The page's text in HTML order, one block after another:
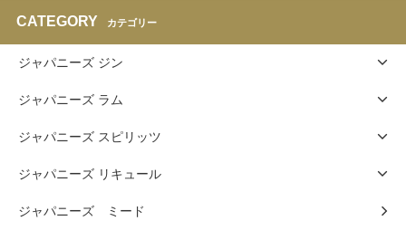
CATEGORY カテゴリー
ジャパニーズ ジン
ジャパニーズ ラム
ジャパニーズ スピリッツ
ジャパニーズ リキュール
ジャパニーズ ミード